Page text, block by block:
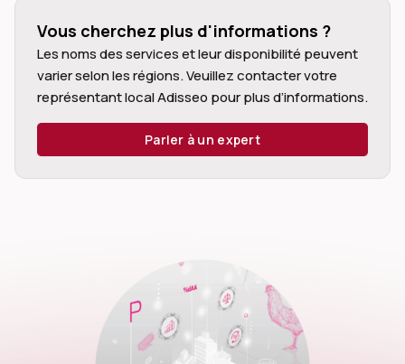
Vous cherchez plus d'informations ?
Les noms des services et leur disponibilité peuvent
varier selon les régions. Veuillez contacter votre
représentant local Adisseo pour plus d’informations.
Parler à un expert